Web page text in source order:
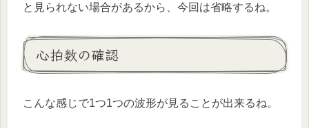
と見られない場合があるから、今回は省略するね。
心拍数の確認
こんな感じで1つ1つの波形が見ることが出来るね。